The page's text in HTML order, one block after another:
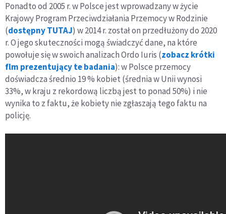
Ponadto od 2005 r. w Polsce jest wprowadzany w życie
Krajowy Program Przeciwdziałania Przemocy w Rodzinie
(dostępny TUTAJ) w 2014 r. został on przedłużony do 2020
r. O jego skuteczności mogą świadczyć dane, na które
powołuje się w swoich analizach Ordo Iuris (zobacz krótki
flm prezentujący te badania): w Polsce przemocy
doświadcza średnio 19 % kobiet (średnia w Unii wynosi
33%, w kraju z rekordową liczbą jest to ponad 50%) i nie
wynika to z faktu, że kobiety nie zgłaszają tego faktu na
policję.